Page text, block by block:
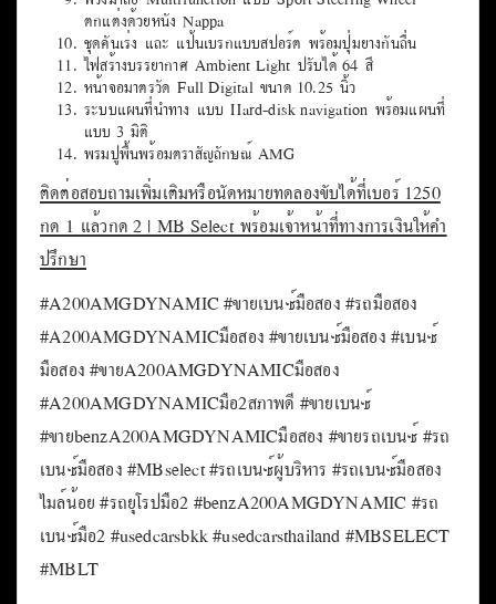
ตกแต่งด้วยหนัง Nappa
ชุดคันเร่ง และ แป้นเบรกแบบสปอร์ต พร้อมปุ่มยางกันลื่น
ไฟสร้างบรรยากาศ Ambient Light ปรับได้ 64 สี
หน้าจอมาตรวัด Full Digital ขนาด 10.25 นิ้ว
ระบบแผนที่นำทาง แบบ Hard-disk navigation พร้อมแผนที่
แบบ 3 มิติ
พรมปูพื้นพร้อมตราสัญลักษณ์ AMG
ติดต่อสอบถามเพิ่มเติมหรือนัดหมายทดลองขับได้ที่เบอร์ 1250
กด 1 แล้วกด 2 | MB Select พร้อมเจ้าหน้าที่ทางการเงินให้คำ
ปรึกษา
#A200AMGDYNAMIC #ขายเบนซ์มือสอง #รถมือสอง
#A200AMGDYNAMICมือสอง #ขายเบนซ์มือสอง #เบนซ์
มือสอง #ขายA200AMGDYNAMICมือสอง
#A200AMGDYNAMICมือ2สภาพดี #ขายเบนซ์
#ขายbenzA200AMGDYNAMICมือสอง #ขายรถเบนซ์ #รถ
เบนซ์มือสอง #MBselect #รถเบนซ์ผู้บริหาร #รถเบนซ์มือสอง
ไมล์น้อย #รถยุโรปมือ2 #benzA200AMGDYNAMIC #รถ
เบนซ์มือ2 #usedcarsbkk #usedcarsthailand #MBSELECT
#MBLT